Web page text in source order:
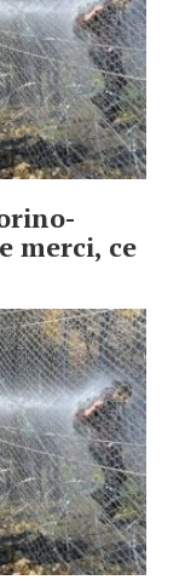
merci, ce